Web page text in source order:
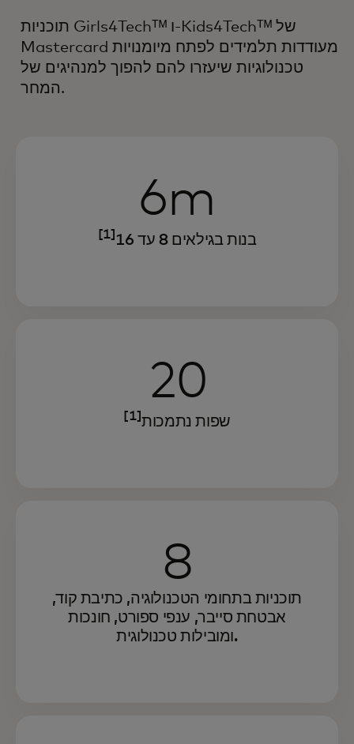
תוכניות Girls4Techᵀᴹ ו-Kids4Techᵀᴹ של
Mastercard מעודדות תלמידים לפתח מיומנויות
טכנולוגיות שיעזרו להם להפוך למנהיגים של
המחר.
6m
בנות בגילאים 8 עד 16 [1]
20
שפות נתמכות[1]
8
תוכניות בתחומי הטכנולוגיה, כתיבת קוד,
אבטחת סייבר, ענפי ספורט, חונכות
ומובילות טכנולוגית.